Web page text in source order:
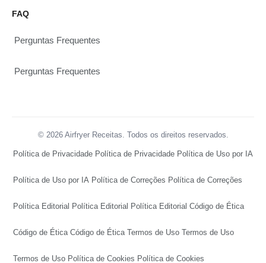
FAQ
Perguntas Frequentes
Perguntas Frequentes
© 2026 Airfryer Receitas. Todos os direitos reservados.
Política de Privacidade Política de Privacidade Política de Uso por IA
Política de Uso por IA Política de Correções Política de Correções
Política Editorial Política Editorial Política Editorial Código de Ética
Código de Ética Código de Ética Termos de Uso Termos de Uso
Termos de Uso Política de Cookies Política de Cookies